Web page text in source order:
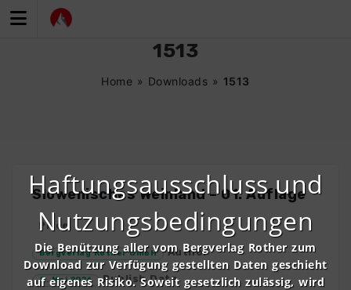
Inhalt
1513
Home » Downloads » 1513
Slowenisches Weinland – 01. Auflage
Price
Bergverlag Rother GmbH Author
8. Mai 2026 Publish Date
Haftungsausschluss und
Nutzungsbedingungen
Die Benützung aller vom Bergverlag Rother zum
Download zur Verfügung gestellten Daten geschieht
auf eigenes Risiko. Soweit gesetzlich zulässig, wird